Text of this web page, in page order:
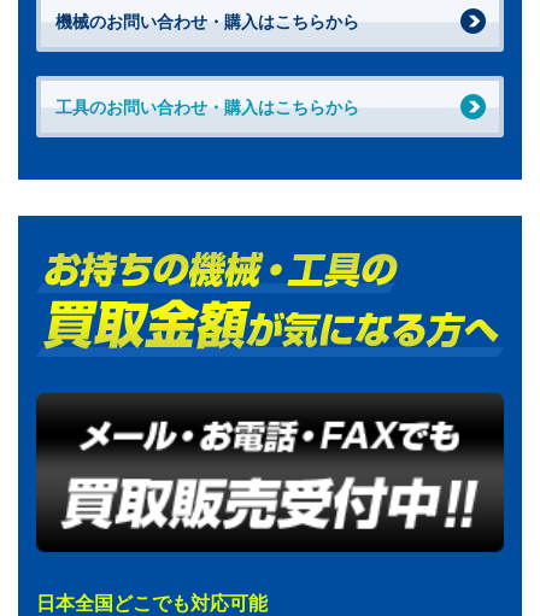
機械のお問い合わせ・購入はこちらから
工具のお問い合わせ・購入はこちらから
日本全国どこでも対応可能